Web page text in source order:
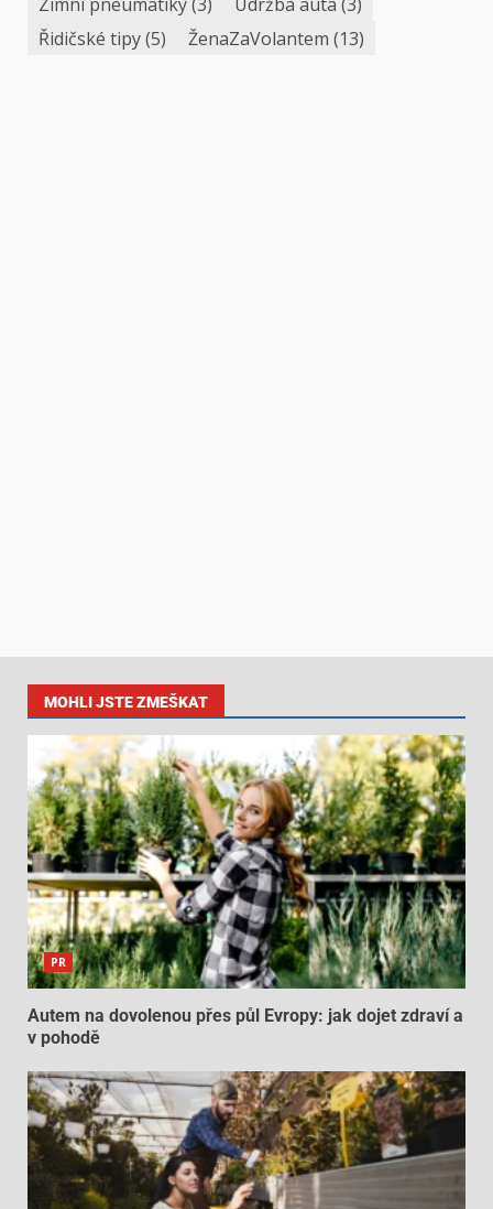
Řidičské tipy(5) ŽenaZaVolantem (13)
MOHLI JSTE ZMEŠKAT
PR
Autem na dovolenou přes půl Evropy: jak dojet zdraví a
v pohodě